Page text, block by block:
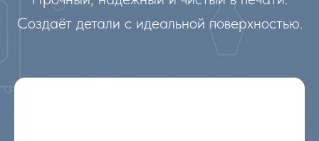
Создаёт детали с идеальной поверхностью.